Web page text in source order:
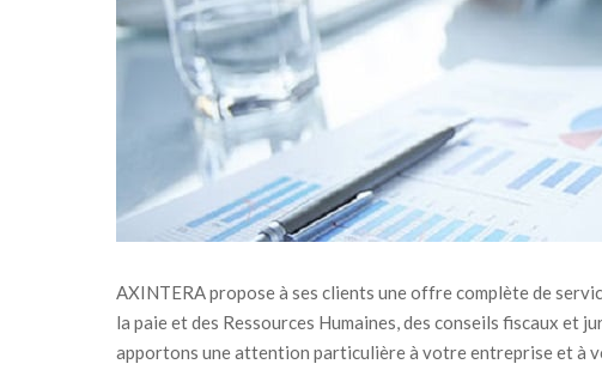
AXINTERA propose à ses clients une offre complète de
la paie et des Ressources Humaines, des conseils fiscaux
apportons une attention particulière à votre entreprise et à